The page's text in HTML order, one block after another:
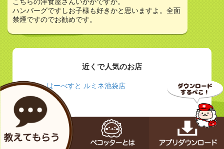
ハンバーグですしお子様も好きかと思いますよ。全面
禁煙ですのでお勧めです。
近くで人気のお店
はーべすと ルミネ池袋店
リビングカフェ まいん家 - 東京都 豊島区 - 食品・
レストラン | Facebook